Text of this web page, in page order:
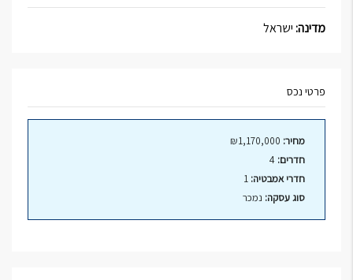
מדינה:ישראל
פרטי נכס
מחיר:
חדרים:
חדרי אמבטיה:
סוג עסקה: נמכר